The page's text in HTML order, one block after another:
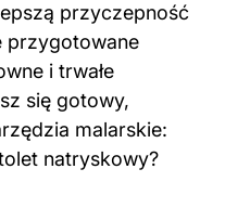
przyczepność
przygotowane
i trwałe
się gotowy,
malarskie:
natryskowy?